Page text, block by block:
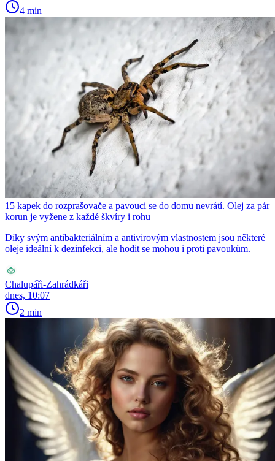
4 min
15 kapek do rozprašovače a pavouci se do domu nevrátí. Olej za pár
korun je vyžene z každé škvíry i rohu
Díky svým antibakteriálním a antivirovým vlastnostem jsou některé
oleje ideální k dezinfekci, ale hodit se mohou i proti pavoukům.
Chalupáři-Zahrádkáři
dnes, 10:07
2 min